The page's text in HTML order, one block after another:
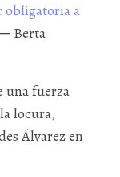
obligatoria a
─ Berta
una fuerza
locura,
Álvarez en